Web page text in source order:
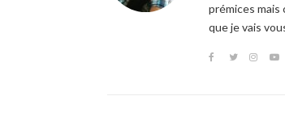
prémices
que je vais